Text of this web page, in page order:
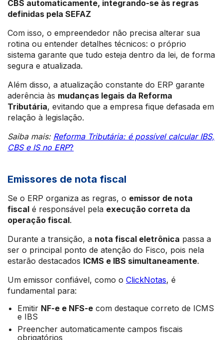
CBS automaticamente, integrando-se às regras
definidas pela SEFAZ
Com isso, o empreendedor não precisa alterar sua
rotina ou entender detalhes técnicos: o próprio
sistema garante que tudo esteja dentro da lei, de forma
segura e atualizada.
Além disso, a atualização constante do ERP garante
aderência às mudanças legais da Reforma
Tributária, evitando que a empresa fique defasada em
relação à legislação.
Saiba mais: Reforma Tributária: é possível calcular IBS,
CBS e IS no ERP?
Emissores de nota fiscal
Se o ERP organiza as regras, o emissor de nota
fiscal é responsável pela execução correta da
operação fiscal.
Durante a transição, a nota fiscal eletrônica passa a
ser o principal ponto de atenção do Fisco, pois nela
estarão destacados ICMS e IBS simultaneamente.
Um emissor confiável, como o ClickNotas, é
fundamental para:
Emitir NF-e e NFS-e com destaque correto de ICMS
e IBS
Preencher automaticamente campos fiscais
obrigatórios